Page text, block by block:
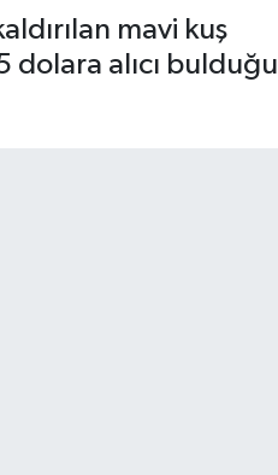
mavi kuş
dolara alıcı bulduğu